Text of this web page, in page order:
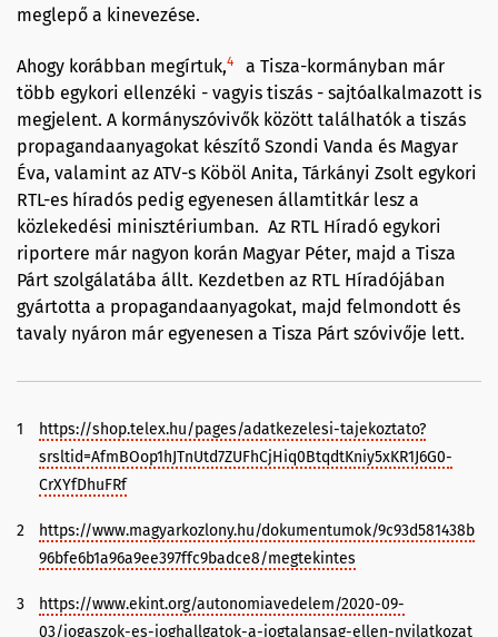
meglepő a kinevezése.
Ahogy korábban megírtuk,4
a Tisza-kormányban már
több egykori ellenzéki - vagyis tiszás - sajtóalkalmazott is
megjelent. A kormányszóvivők között találhatók a tiszás
propagandaanyagokat készítő Szondi Vanda és Magyar
Éva, valamint az ATV-s Köböl Anita, Tárkányi Zsolt egykori
RTL-es híradós pedig egyenesen államtitkár lesz a
közlekedési minisztériumban. Az RTL Híradó egykori
riportere már nagyon korán Magyar Péter, majd a Tisza
Párt szolgálatába állt. Kezdetben az RTL Híradójában
gyártotta a propagandaanyagokat, majd felmondott és
tavaly nyáron már egyenesen a Tisza Párt szóvivője lett.
1
https://shop.telex.hu/pages/adatkezelesi-tajekoztato?
srsltid=AfmBOop1hJTnUtd7ZUFhCjHiq0BtqdtKniy5xKR1J6G0-
CrXYfDhuFRf
2
https://www.magyarkozlony.hu/dokumentumok/9c93d581438b
96bfe6b1a96a9ee397ffc9badce8/megtekintes
3
https://www.ekint.org/autonomiavedelem/2020-09-
03/jogaszok-es-joghallgatok-a-jogtalansag-ellen-nyilatkozat